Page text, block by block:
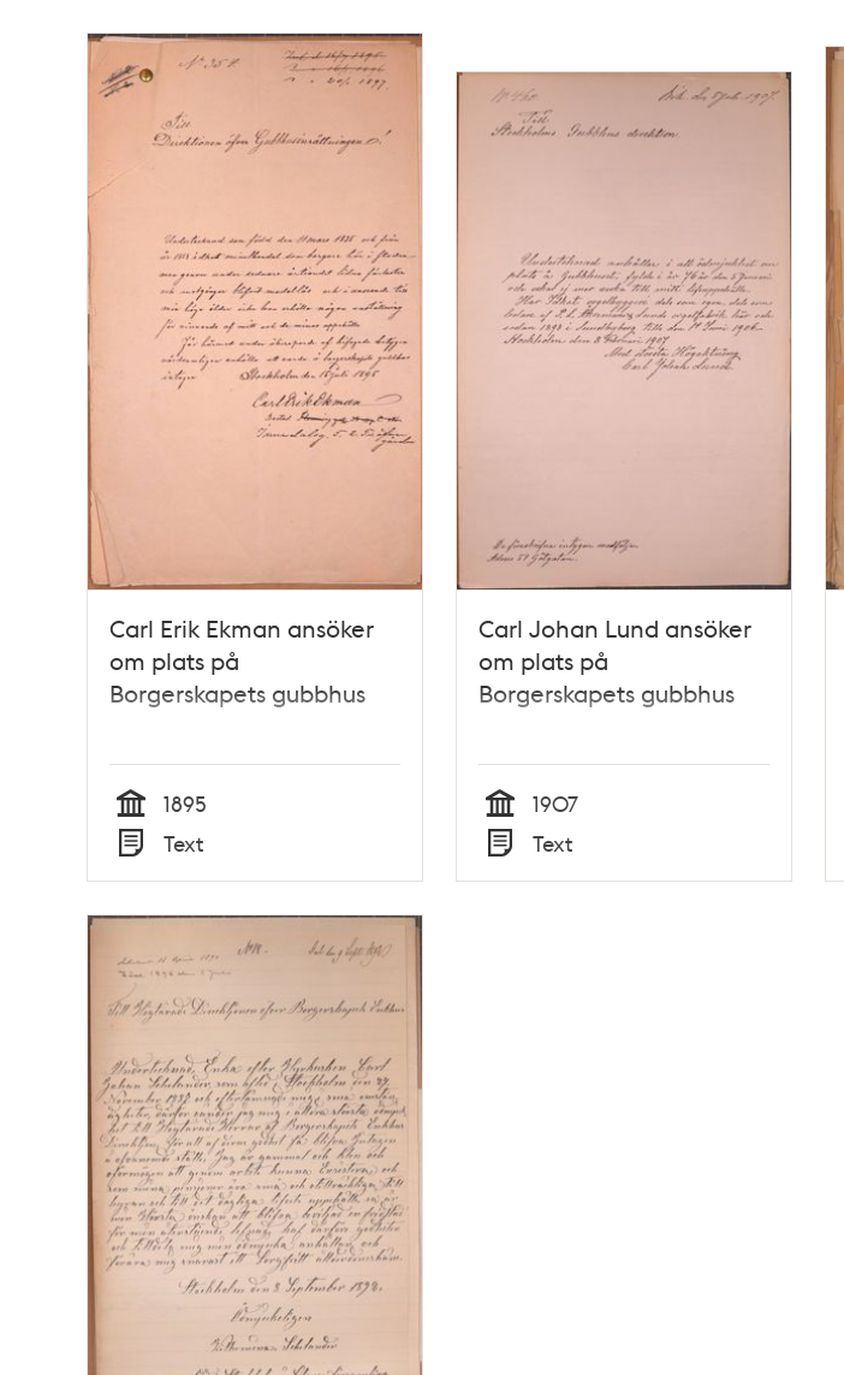
Relaterade
poster
Carl Erik Ekman ansöker
om plats på
Borgerskapets gubbhus
Tid
1895
Typ
Text
Carl Johan Lund ansöker
om plats på
Borgerskapets gubbhus
Tid
1907
Typ
Text